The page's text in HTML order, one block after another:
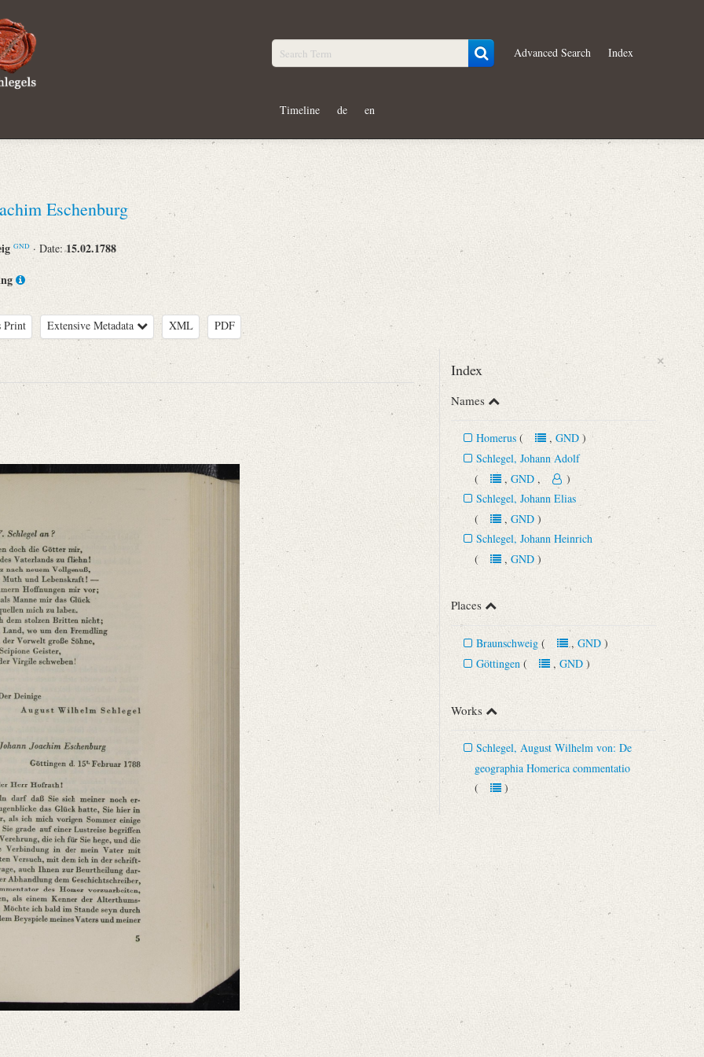
Advanced Search Index
Timeline de en
Eschenburg
GND · Date:15.02.1788
Print Extensive Metadata XML PDF
und erläutert durch Josef Körner. Bd. 1. Zürich u.a. 1930, S. 5‒6.
da ich [...]“
×
Index
Names
Homerus (, GND)
Schlegel, Johann Adolf
(, GND, )
Schlegel, Johann Elias
(, GND)
Schlegel, Johann Heinrich
(, GND)
Places
Braunschweig (, GND)
Göttingen (, GND)
Works
Schlegel, August Wilhelm von: De
geographia Homerica commentatio
()